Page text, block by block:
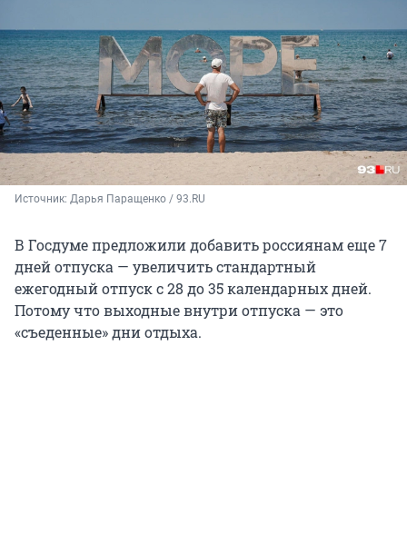
Источник: Дарья Паращенко / 93.RU
В Госдуме предложили добавить россиянам еще 7
дней отпуска — увеличить стандартный
ежегодный отпуск с 28 до 35 календарных дней.
Потому что выходные внутри отпуска — это
«съеденные» дни отдыха.